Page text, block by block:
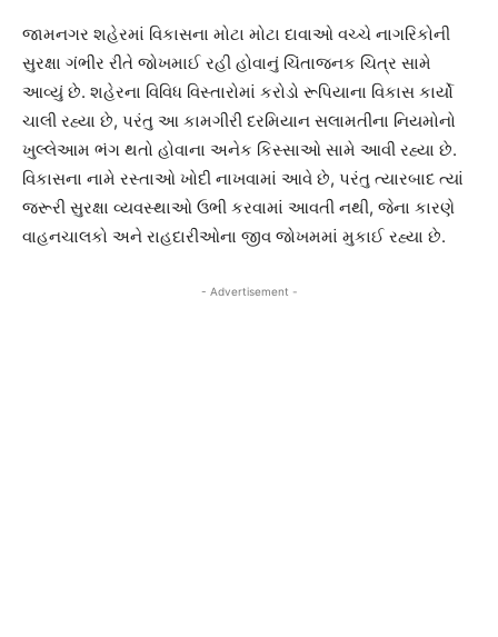
જામનગર શહેરમાં વિકાસના મોટા મોટા દાવાઓ વચ્ચે નાગરિકોની
સુરક્ષા ગંભીર રીતે જોખમાઈ રહી હોવાનું ચિંતાજનક ચિત્ર સામે
આવ્યું છે. શહેરના વિવિધ વિસ્તારોમાં કરોડો રૂપિયાના વિકાસ કાર્યો
ચાલી રહ્યા છે, પરંતુ આ કામગીરી દરમિયાન સલામતીના નિયમોનો
ખુલ્લેઆમ ભંગ થતો હોવાના અનેક કિસ્સાઓ સામે આવી રહ્યા છે.
વિકાસના નામે રસ્તાઓ ખોદી નાખવામાં આવે છે, પરંતુ ત્યારબાદ ત્યાં
જરૂરી સુરક્ષા વ્યવસ્થાઓ ઉભી કરવામાં આવતી નથી, જેના કારણે
વાહનચાલકો અને રાહદારીઓના જીવ જોખમમાં મુકાઈ રહ્યા છે.
- Advertisement -